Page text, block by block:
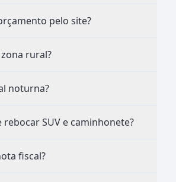
pelo site?
rural?
noturna?
SUV e caminhonete?
fiscal?